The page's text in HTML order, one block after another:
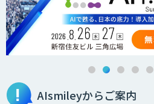
３次元計測ア
AIカメラ搭載
AIsmileyからご案内